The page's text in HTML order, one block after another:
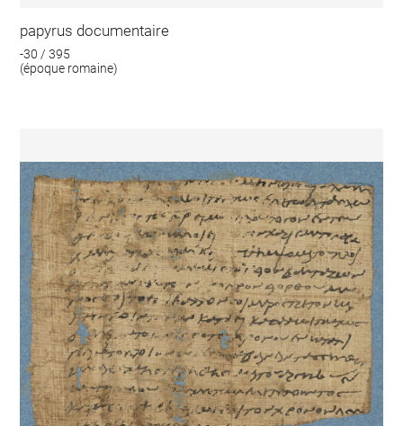
papyrus documentaire
-30 / 395
(époque romaine)